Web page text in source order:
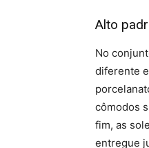
Alto
No
diferente
cômodos
fim, as
entregue